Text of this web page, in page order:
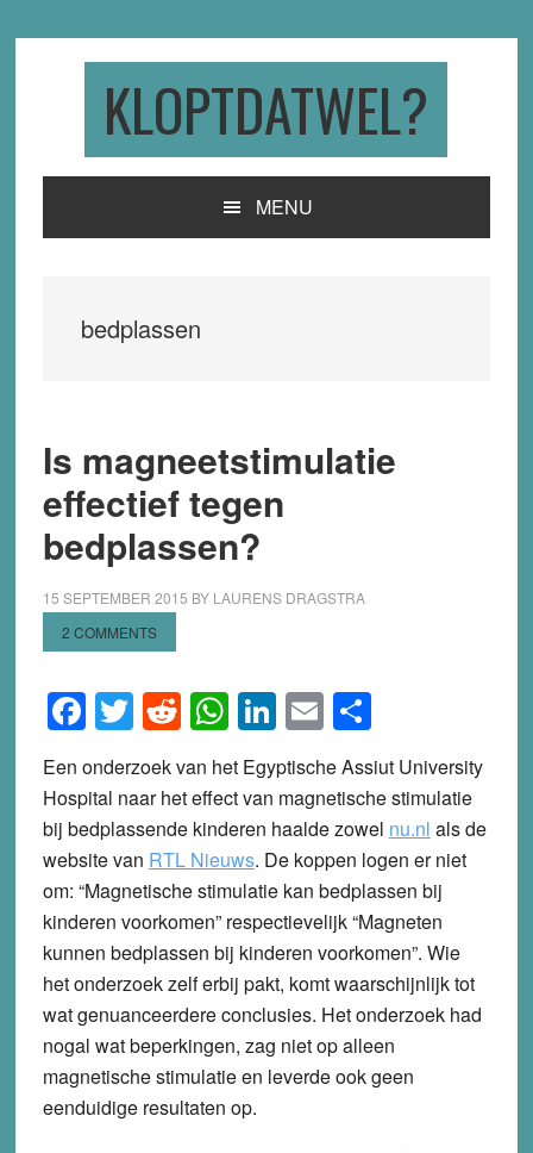
KLOPTDATWEL?
MENU
bedplassen
Is magneetstimulatie
effectief tegen
bedplassen?
15 SEPTEMBER 2015 BY LAURENS DRAGSTRA
2 COMMENTS
Facebook
Twitter
Reddit
WhatsApp
LinkedIn
EmailShare
Een onderzoek van het Egyptische Assiut University
Hospital naar het effect van magnetische stimulatie
bij bedplassende kinderen haalde zowel nu.nl als de
website van RTL Nieuws. De koppen logen er niet
om: “Magnetische stimulatie kan bedplassen bij
kinderen voorkomen” respectievelijk “Magneten
kunnen bedplassen bij kinderen voorkomen”. Wie
het onderzoek zelf erbij pakt, komt waarschijnlijk tot
wat genuanceerdere conclusies. Het onderzoek had
nogal wat beperkingen, zag niet op alleen
magnetische stimulatie en leverde ook geen
eenduidige resultaten op.